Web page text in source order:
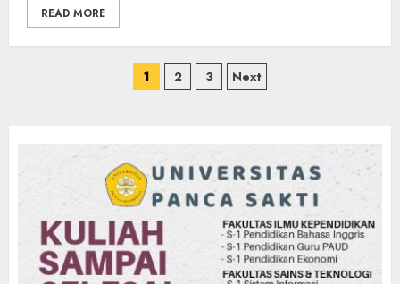
READ MORE
Paginasi
1 2 3 Next